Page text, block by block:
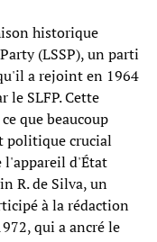
historique
(LSSP), un parti
a rejoint en 1964
le SLFP. Cette
que beaucoup
politique crucial
l'appareil d'État
R. de Silva, un
à la rédaction
qui a ancré le